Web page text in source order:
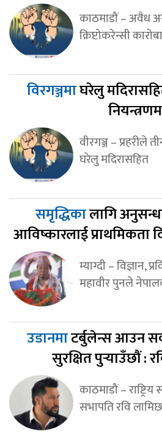
काठमाडौं – अवैध
क्रिप्टोकरेन्सी
विरगञ्जमाघरेलु
वीरगञ्ज – प्रहरीले
घरेलु मदिरासहित
समृद्धिकालागि
आविष्कारलाई प्राथमिकता
म्याग्दी – विज्ञान,
महावीर पुनले
उडानमाटर्बुलेन्स आउन
सुरक्षित पुर्‍याउँछौं :
काठमाडौं – राष्ट्रिय
सभापति रवि